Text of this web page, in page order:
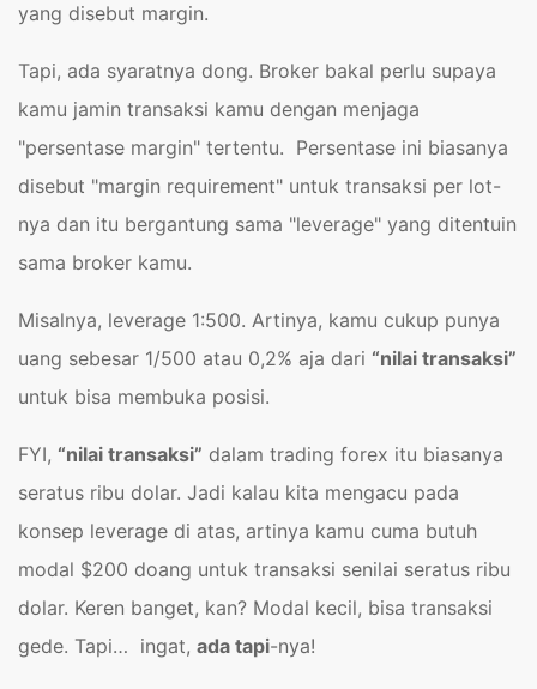
yang disebut margin.
Tapi, ada syaratnya dong. Broker bakal perlu supaya
kamu jamin transaksi kamu dengan menjaga
"persentase margin" tertentu. Persentase ini biasanya
disebut "margin requirement" untuk transaksi per lot-
nya dan itu bergantung sama "leverage" yang ditentuin
sama broker kamu.
Misalnya, leverage 1:500. Artinya, kamu cukup punya
uang sebesar 1/500 atau 0,2% aja dari “nilai transaksi”
untuk bisa membuka posisi.
FYI, “nilai transaksi” dalam trading forex itu biasanya
seratus ribu dolar. Jadi kalau kita mengacu pada
konsep leverage di atas, artinya kamu cuma butuh
modal $200 doang untuk transaksi senilai seratus ribu
dolar. Keren banget, kan? Modal kecil, bisa transaksi
gede. Tapi… ingat, ada tapi-nya!